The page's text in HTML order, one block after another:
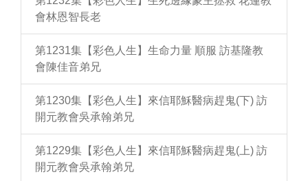
會林恩智長老
第1231集【彩色人生】生命力量 順服 訪基隆教
會陳佳音弟兄
第1230集【彩色人生】來信耶穌醫病趕鬼(下) 訪
開元教會吳承翰弟兄
第1229集【彩色人生】來信耶穌醫病趕鬼(上) 訪
開元教會吳承翰弟兄